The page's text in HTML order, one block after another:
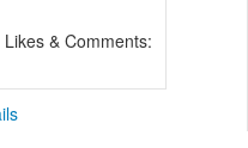
& Comments: